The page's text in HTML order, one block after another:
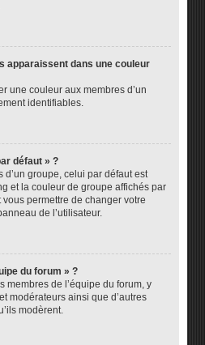
apparaissent dans une couleur
une couleur aux membres d’un
identifiables.
défaut » ?
d’un groupe, celui par défaut est
et la couleur de groupe affichés par
vous permettre de changer votre
de l’utilisateur.
du forum » ?
membres de l’équipe du forum, y
modérateurs ainsi que d’autres
modèrent.